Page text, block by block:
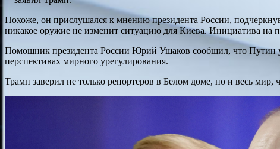
Похоже, он прислушался к мнению президента России,
никакое оружие не изменит ситуацию для Киева. Инициатива на
Помощник президента России Юрий Ушаков сообщил, что Путин
перспективах мирного урегулирования.
Трамп заверил не только репортеров в Белом доме, но и весь